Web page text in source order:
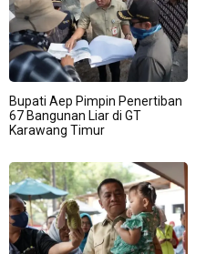
Bupati Aep Pimpin Penertiban
67 Bangunan Liar di GT
Karawang Timur